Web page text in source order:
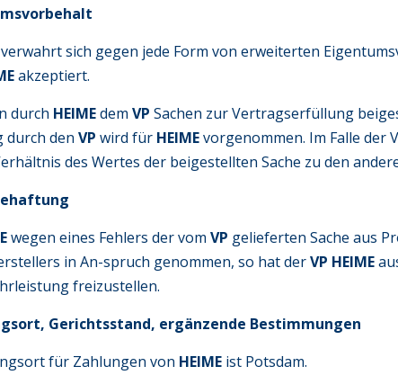
verwahrt sich gegen jede Form von erweiterten
akzeptiert.
durch HEIMEdem VP Sachen zur Vertragserfüllung
durch den VP wird für HEIMEvorgenommen. Im Falle
des Wertes der beigestellten Sache zu den
wegen eines Fehlers der vom VP gelieferten Sache aus
in An-spruch genommen, so hat derVP HEIME
freizustellen.
Gerichtsstand, ergänzende Bestimmungen
für Zahlungen von HEIME ist Potsdam.